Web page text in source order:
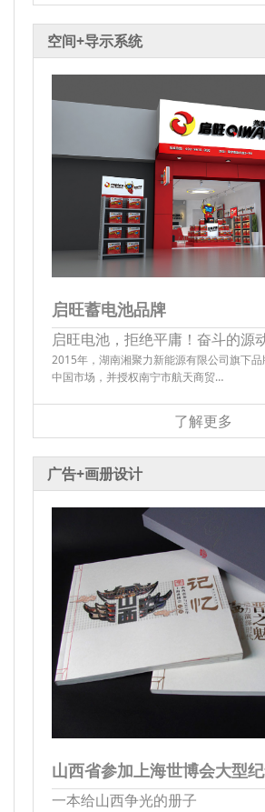
空间+导示系统
启旺蓄电池品牌
启旺电池，拒绝平庸！奋斗的源
2015年，湖南湘聚力新能源有限公司旗下品
中国市场，并授权南宁市航天商贸…
了解更多
广告+画册设计
山西省参加上海世博会大型
一本给山西争光的册子